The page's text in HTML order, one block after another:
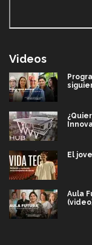
Videos
El
Aula